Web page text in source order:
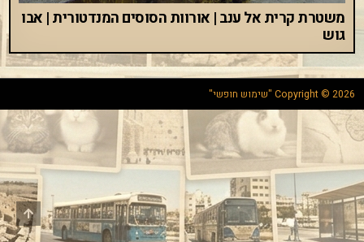
משטרת קרית אל ענב | אורוות הסוסים המנדטורית | אבו
גוש
Copyright © 2026 "שימוש חופשי"
to
Top